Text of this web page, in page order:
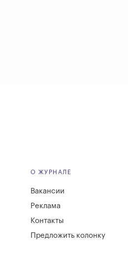
О ЖУРНАЛЕ
Вакансии
Реклама
Контакты
Предложить колонку